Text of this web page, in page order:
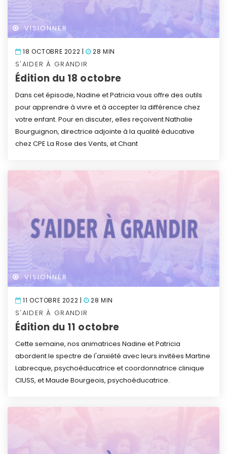
VISIONNER
18 OCTOBRE 2022 | 28 MIN
S'AIDER À GRANDIR
Édition du 18 octobre
Dans cet épisode, Nadine et Patricia vous offre des outils
pour apprendre à vivre et à accepter la différence chez
votre enfant. Pour en discuter, elles reçoivent Nathalie
Bourguignon, directrice adjointe à la qualité éducative
chez CPE La Rose des Vents, et Chant
VISIONNER
11 OCTOBRE 2022 | 28 MIN
S'AIDER À GRANDIR
Édition du 11 octobre
Cette semaine, nos animatrices Nadine et Patricia
abordent le spectre de l'anxiété avec leurs invitées Martine
Labrecque, psychoéducatrice et coordonnatrice clinique
CIUSS, et Maude Bourgeois, psychoéducatrice.